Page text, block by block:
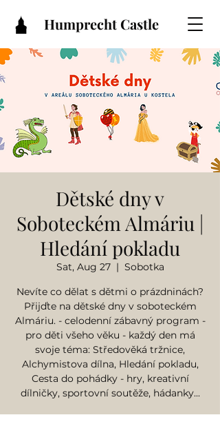
Humprecht Castle
Dětské dny v
Soboteckém Almáriu |
Hledání pokladu
Sat, Aug 27
  |
Sobotka
Nevíte co dělat s dětmi o prázdninách?
Přijďte na dětské dny v soboteckém
Almáriu. - celodenní zábavný program -
pro děti všeho věku - každý den má
svoje téma: Středověká tržnice,
Alchymistova dílna, Hledání pokladu,
Cesta do pohádky - hry, kreativní
dílničky, sportovní soutěže, hádanky...